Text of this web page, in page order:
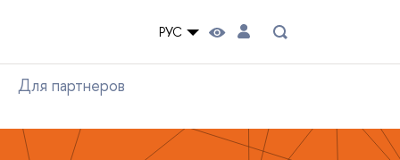
РУС
Для партнеров